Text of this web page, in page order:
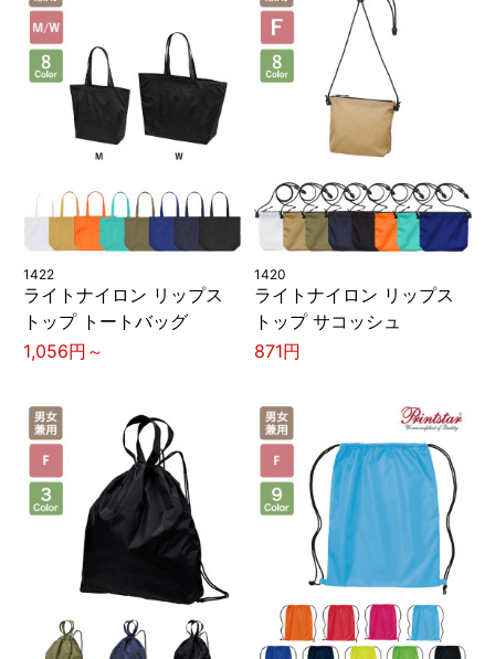
1422
ライトナイロン リップス
トップ トートバッグ
1,056円～
1420
ライトナイロン リップス
トップ サコッシュ
871円